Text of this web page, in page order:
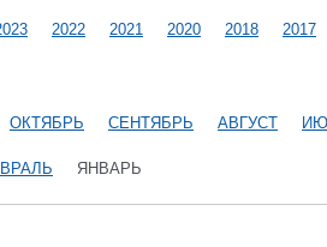
2022 2021 2020 2018 2017
ОКТЯБРЬ СЕНТЯБРЬ АВГУСТ
ЯНВАРЬ